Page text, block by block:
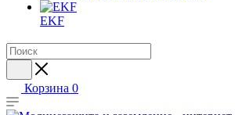
EKF
Корзина 0